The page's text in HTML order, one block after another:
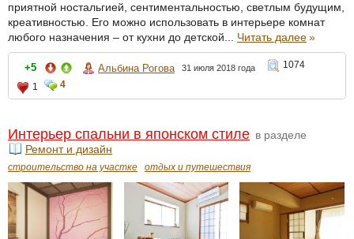
приятной ностальгией, сентиментальностью, светлым будущим,
креативностью. Его можно использовать в интерьере комнат
любого назначения – от кухни до детской... Читать далее»
+5 Альбина Рогова 31 июля 2018 года
1074
1
4
Интерьер спальни в японском стиле в разделе
Ремонт и дизайн
строительство на участке отдых и путешествия